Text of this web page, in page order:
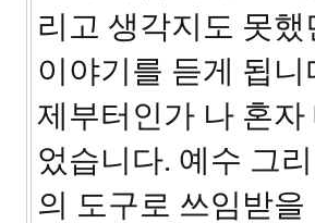
리고 생각지도 못
이야기를 듣게 됩
제부터인가 나 혼
었습니다. 예수 그
의 도구로 쓰임받